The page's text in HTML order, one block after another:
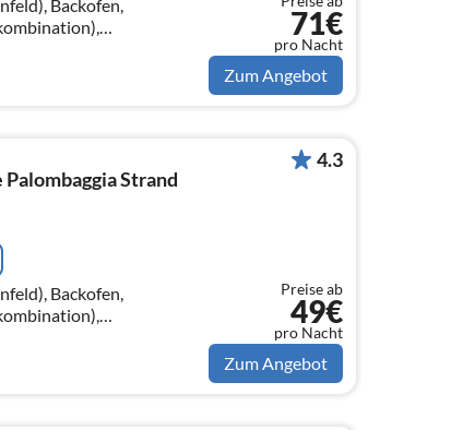
Backofen,
TV),
71€
pro Nacht
Zum Angebot
Strand
Backofen,
TV),
190 cm))
4.3
Preise ab
49€
pro Nacht
Zum Angebot